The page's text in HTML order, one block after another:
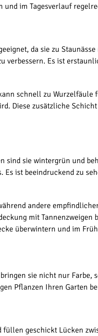
und im Tagesverlauf
da sie zu
verbessern. Es ist
schnell zu
Diese zusätzliche
sie wintergrün und
ist beeindruckend zu
andere
mit Tannenzweigen
überwintern und im
sie nicht nur Farbe,
Pflanzen Ihren Garten
geschickt Lücken